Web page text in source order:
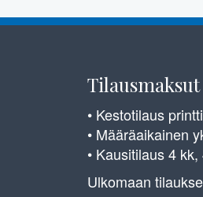
Tilausmaksut
• Kestotilaus
• Määräaikainen
• Kausitilaus 4
Ulkomaan